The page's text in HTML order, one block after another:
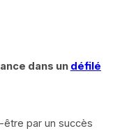
dans un défilé
être par un succès